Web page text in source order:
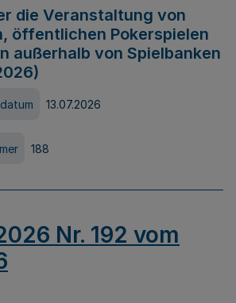
die Veranstaltung von
öffentlichen Pokerspielen
außerhalb von Spielbanken
13.07.2026
188
Nr. 192 vom